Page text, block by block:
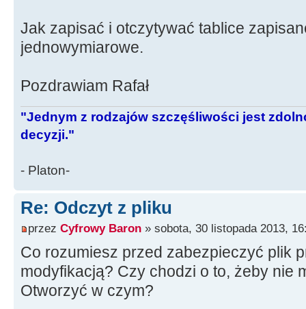
Jak zapisać i otczytywać tablice
jednowymiarowe.
Pozdrawiam Rafał
"Jednym z rodzajów szczęśliwości jest
decyzji."
- Platon-
Re: Odczyt z pliku
przez Cyfrowy Baron » sobota, 30 listopada 2013,
Co rozumiesz przed zabezpieczyć plik
modyfikacją? Czy chodzi o to, żeby nie
Otworzyć w czym?